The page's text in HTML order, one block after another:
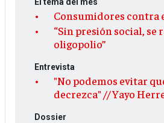
Consumidores contra
“Sin presión social, se
oligopolio”
Entrevista
"No podemos evitar
decrezca" // Yayo
Dossier